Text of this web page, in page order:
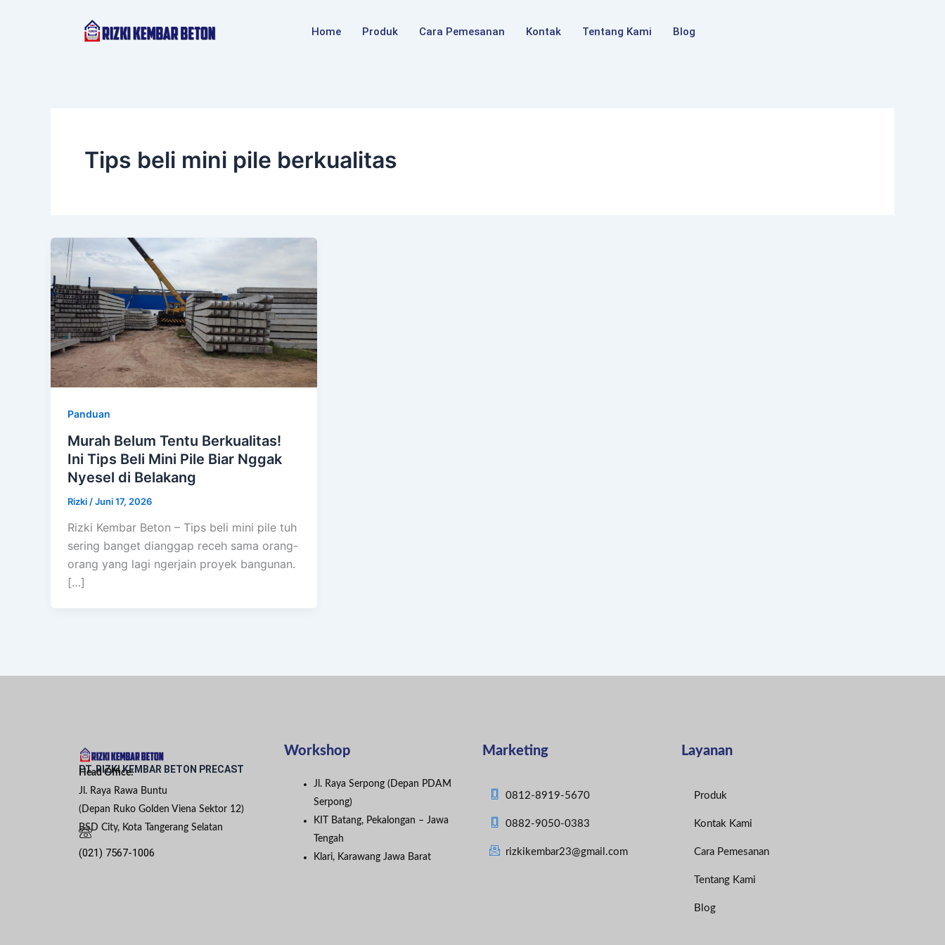
Home Produk Cara Pemesanan Kontak Tentang Kami Blog
Tips beli mini pile berkualitas
Panduan
Murah Belum Tentu Berkualitas!
Ini Tips Beli Mini Pile Biar Nggak
Nyesel di Belakang
Rizki /Juni 17, 2026
Rizki Kembar Beton – Tips beli mini pile tuh
sering banget dianggap receh sama orang-
orang yang lagi ngerjain proyek bangunan.
[…]
PT. RIZKI KEMBAR BETON PRECAST
Head Office:
Jl. Raya Rawa Buntu
(Depan Ruko Golden Viena Sektor 12)
BSD City, Kota Tangerang Selatan
(021) 7567-1006
Workshop
Jl. Raya Serpong (Depan PDAM
Serpong)
KIT Batang, Pekalongan – Jawa
Tengah
Klari, Karawang Jawa Barat
Marketing
0812-8919-5670
0882-9050-0383
rizkikembar23@gmail.com
Layanan
Produk
Kontak Kami
Cara Pemesanan
Tentang Kami
Blog